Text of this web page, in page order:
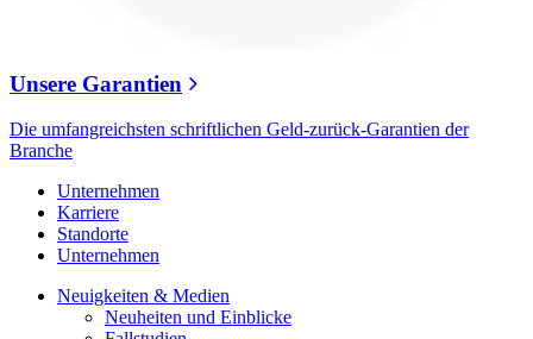
Unsere Garantien
Die umfangreichsten schriftlichen Geld-zurück-Garantien der
Branche
Unternehmen
Karriere
Standorte
Unternehmen
Neuigkeiten & Medien
Neuheiten und Einblicke